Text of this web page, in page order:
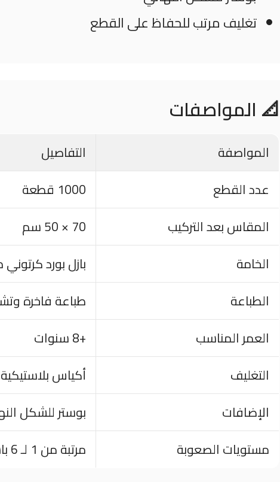
تغليف مرتب للحفاظ على القطع
📐 المواصفات
المواصفة
التفاصيل
عدد القطع
1000 قطعة
المقاس بعد التركيب
70 × 50 سم
الخامة
بازل بورد
الطباعة
طباعة فاخرة
العمر المناسب
+8 سنوات
التغليف
أكياس
الإضافات
بوستر للشكل
مستويات الصعوبة
مرتبة من 1 لـ 6 باستخدام AI